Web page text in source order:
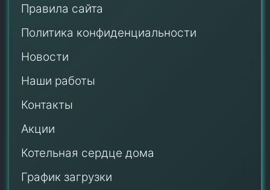
Правила сайта
Политика конфиденциальности
Новости
Наши работы
Контакты
Акции
Котельная сердце дома
График загрузки